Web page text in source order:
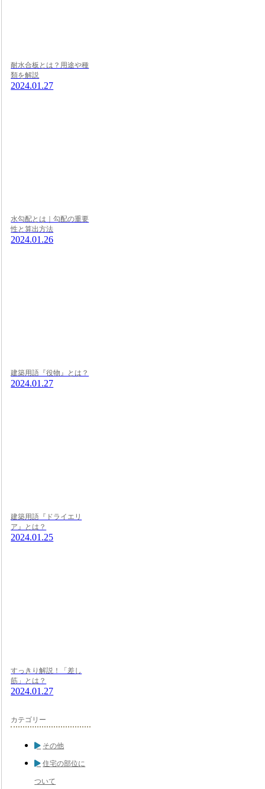
耐水合板とは？用途や種
類を解説
2024.01.27
水勾配とは｜勾配の重要
性と算出方法
2024.01.26
建築用語『役物』とは？
2024.01.27
建築用語『ドライエリ
ア』とは？
2024.01.25
すっきり解説！「差し
筋」とは？
2024.01.27
カテゴリー
その他
住宅の部位に
ついて